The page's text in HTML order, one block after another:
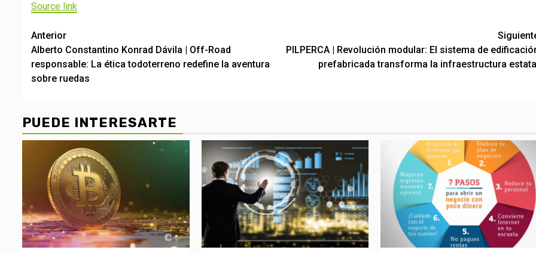
entradas
Source link
Post
navigation
Anterior
Alberto Constantino Konrad Dávila | Off-Road
responsable: La ética todoterreno redefine la aventura
sobre ruedas
PILPERCA | Revolución modular: El sistema de
prefabricada transforma la infraestructura
PUEDE INTERESARTE